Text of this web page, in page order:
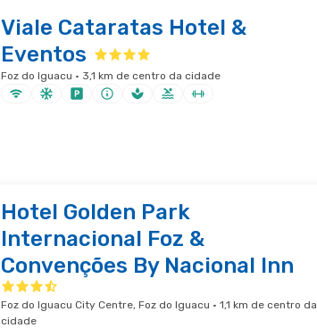
Viale Cataratas Hotel &
Eventos
Foz do Iguacu · 3,1 km de centro da cidade
Hotel Golden Park
Internacional Foz &
Convenções By Nacional Inn
Foz do Iguacu City Centre, Foz do Iguacu · 1,1 km de centro da
cidade